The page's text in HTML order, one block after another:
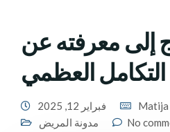
إلى معرفته عن
التكامل العظمي
فبراير 12, 2025
مدونة المريض
No